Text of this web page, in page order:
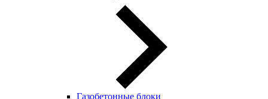
Газобетонные блоки